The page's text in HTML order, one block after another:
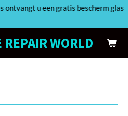
REPAIR WORLD
ontvangt u een gratis bescherm glas